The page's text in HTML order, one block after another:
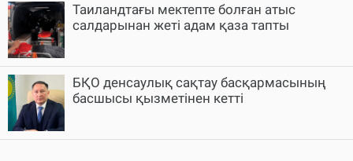
Таиландтағы мектепте болған атыс
салдарынан жеті адам қаза тапты
БҚО денсаулық сақтау басқармасының
басшысы қызметінен кетті